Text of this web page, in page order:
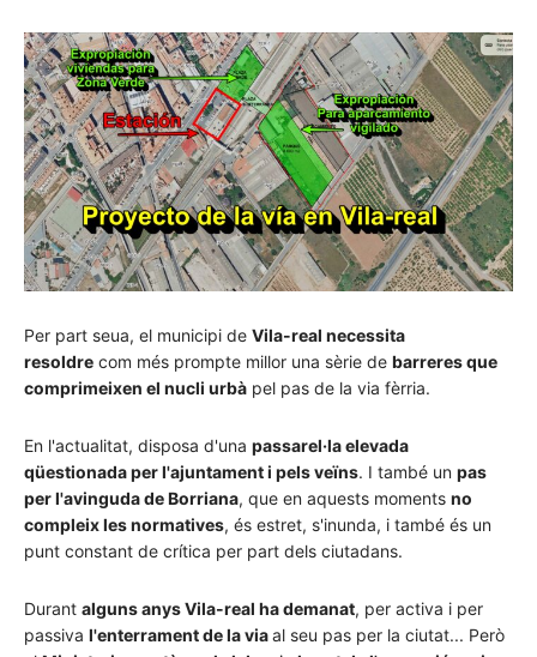
Per part seua, el municipi de Vila-real necessita
resoldre com més prompte millor una sèrie de barreres que
comprimeixen el nucli urbà pel pas de la via fèrria.
En l'actualitat, disposa d'una passarel·la elevada
qüestionada per l'ajuntament i pels veïns. I també un pas
per l'avinguda de Borriana, que en aquests moments no
compleix les normatives, és estret, s'inunda, i també és un
punt constant de crítica per part dels ciutadans.
Durant alguns anys Vila-real ha demanat, per activa i per
passiva l'enterrament de la viaal seu pas per la ciutat... Però